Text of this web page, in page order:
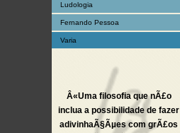
Ludologia
Fernando Pessoa
Varia
Â«Uma filosofia que nÃ£o
inclua a possibilidade de fazer
adivinhaÃ§Ãµes com grÃ£os